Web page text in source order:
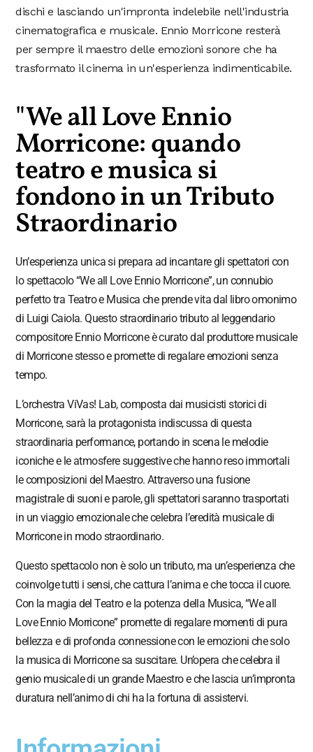
dischi e lasciando un'impronta indelebile nell'industria
cinematografica e musicale. Ennio Morricone resterà
per sempre il maestro delle emozioni sonore che ha
trasformato il cinema in un'esperienza indimenticabile.
"We all Love Ennio
Morricone: quando
teatro e musica si
fondono in un Tributo
Straordinario
Un’esperienza unica si prepara ad incantare gli spettatori con
lo spettacolo “We all Love Ennio Morricone”, un connubio
perfetto tra Teatro e Musica che prende vita dal libro omonimo
di Luigi Caiola. Questo straordinario tributo al leggendario
compositore Ennio Morricone è curato dal produttore musicale
di Morricone stesso e promette di regalare emozioni senza
tempo.
L’orchestra ViVas! Lab, composta dai musicisti storici di
Morricone, sarà la protagonista indiscussa di questa
straordinaria performance, portando in scena le melodie
iconiche e le atmosfere suggestive che hanno reso immortali
le composizioni del Maestro. Attraverso una fusione
magistrale di suoni e parole, gli spettatori saranno trasportati
in un viaggio emozionale che celebra l’eredità musicale di
Morricone in modo straordinario.
Questo spettacolo non è solo un tributo, ma un’esperienza che
coinvolge tutti i sensi, che cattura l’anima e che tocca il cuore.
Con la magia del Teatro e la potenza della Musica, “We all
Love Ennio Morricone” promette di regalare momenti di pura
bellezza e di profonda connessione con le emozioni che solo
la musica di Morricone sa suscitare. Un’opera che celebra il
genio musicale di un grande Maestro e che lascia un’impronta
duratura nell’animo di chi ha la fortuna di assistervi.